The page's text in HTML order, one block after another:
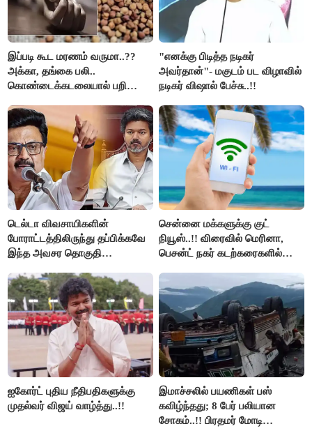
இப்படி கூட மரணம் வருமா..??
அக்கா, தங்கை பலி..
கொண்டைக்கடலையால் பறிபோன
"எனக்கு பிடித்த நடிகர்
அவர்தான்"- மகுடம் பட விழாவில்
நடிகர் விஷால் பேச்சு..!!
டெல்டா விவசாயிகளின்
போராட்டத்திலிருந்து தப்பிக்கவே
இந்த அவசர தொகுதி
அரங்கேற்றுகிறார் முதலமைச்சர் -
திமுக ஐடி விங்..!!
சென்னை மக்களுக்கு குட்
நியூஸ்..!! விரைவில் மெரினா,
பெசன்ட் நகர் கடற்கரைகளில்
ஐகோர்ட் புதிய நீதிபதிகளுக்கு
முதல்வர் விஜய் வாழ்த்து..!!
இமாச்சலில் பயணிகள் பஸ்
கவிழ்ந்தது; 8 பேர் பலியான
சோகம்..!! பிரதமர் மோடி